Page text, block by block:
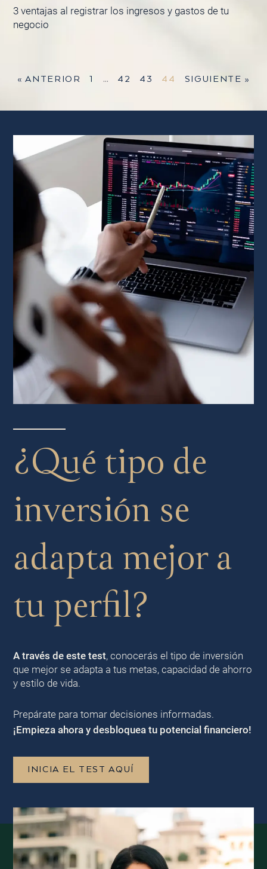
3 ventajas al registrar los ingresos y gastos de tu
negocio
« ANTERIOR 1 … 42 43 44 SIGUIENTE »
¿Qué tipo de
inversión se
adapta mejor a
tu perfil?
A través de este test, conocerás el tipo de inversión
que mejor se adapta a tus metas, capacidad de ahorro
y estilo de vida.
Prepárate para tomar decisiones informadas.
¡Empieza ahora y desbloquea tu potencial financiero!
INICIA EL TEST AQUÍ